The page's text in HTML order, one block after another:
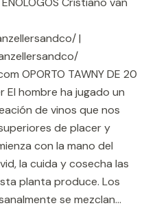
|
OPORTO TAWNY DE 20
El hombre ha jugado un
de vinos que nos
de placer y
con la mano del
la cuida y cosecha las
planta produce. Los
se mezclan...